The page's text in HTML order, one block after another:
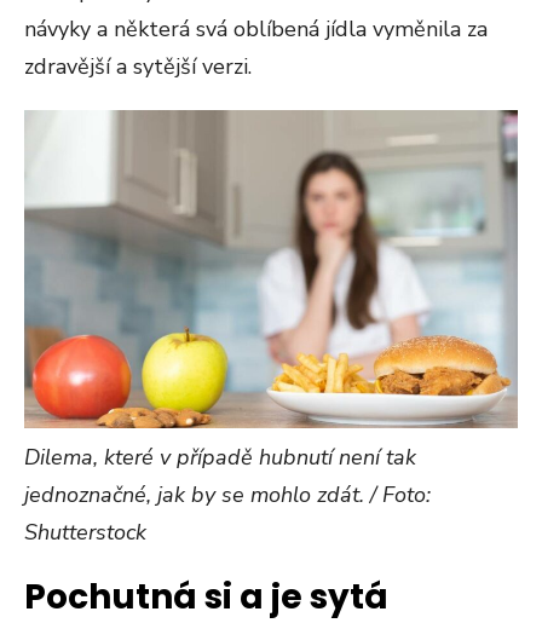
návyky a některá svá oblíbená jídla vyměnila za
zdravější a sytější verzi.
Dilema, které v případě hubnutí není tak
jednoznačné, jak by se mohlo zdát. / Foto:
Shutterstock
Pochutná si a je sytá